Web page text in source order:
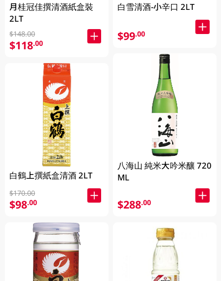
月桂冠佳撰清酒紙盒裝
2LT
$148.00
$118.00
白鶴上撰紙盒清酒 2LT
$170.00
$98.00
白雪清酒-小辛口 2LT
$99.00
八海山 純米大吟米釀 720
ML
$288.00